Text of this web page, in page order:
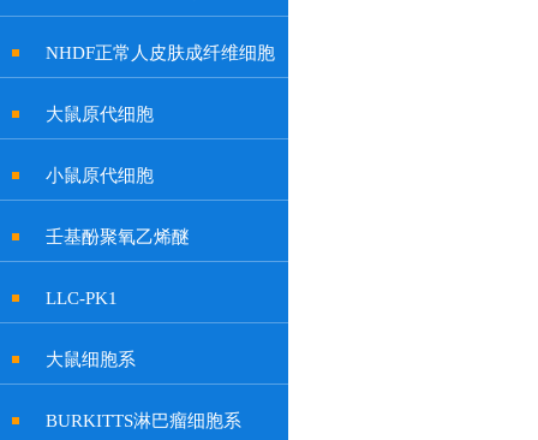
NHDF正常人皮肤成纤维细胞
大鼠原代细胞
小鼠原代细胞
壬基酚聚氧乙烯醚
LLC-PK1
大鼠细胞系
BURKITTS淋巴瘤细胞系